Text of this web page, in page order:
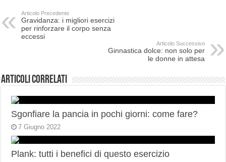
Articolo Precedente
Gravidanza: i migliori esercizi
per rinforzare il corpo senza
eccessi
Articolo Successivo
Ginnastica dolce: non solo per
le donne in attesa
Articoli correlati
Sgonfiare la pancia in pochi giorni: come fare?
7 Giugno 2022
Plank: tutti i benefici di questo esercizio